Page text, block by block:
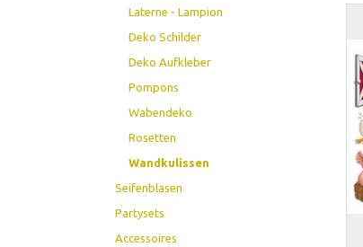
Laterne - Lampion
Deko Schilder
Deko Aufkleber
Pompons
Wabendeko
Rosetten
Wandkulissen
Seifenblasen
Partysets
Accessoires